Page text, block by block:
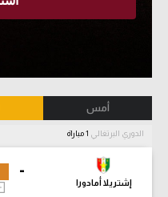
أمس
الدوري البرتغالي
-
إشتريلا أمادورا